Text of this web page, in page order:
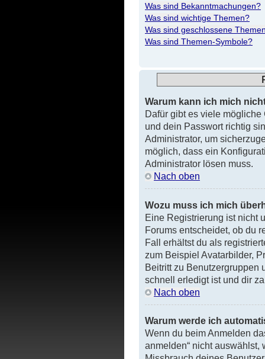
Was sind Bekanntmachungen?
Was sind wichtige Themen?
Was sind geschlossene
Was sind Themen-Symbole?
Warum kann ich mich
Dafür gibt es viele
und dein Passwort richtig
Administrator, um
möglich, dass ein
Administrator lösen muss.
Nach oben
Wozu muss ich mich
Eine Registrierung ist nicht
Forums entscheidet, ob du
Fall erhältst du als
zum Beispiel Avatarbilder,
Beitritt zu Benutzergruppen
schnell erledigt ist und dir
Nach oben
Warum werde ich
Wenn du beim Anmelden
anmelden“ nicht auswählst,